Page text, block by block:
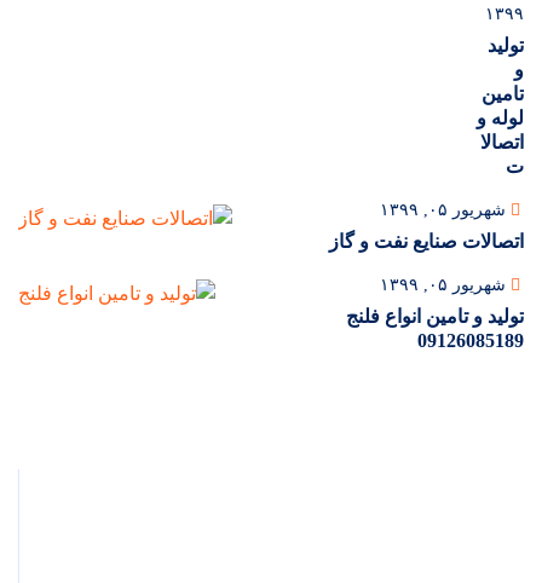
۱۳۹۹
تولید
تامین
لوله و
اتصالا
ت
شهریور ۰۵, ۱۳۹۹
اتصالات صنایع نفت و گاز
شهریور ۰۵, ۱۳۹۹
تولید و تامین انواع فلنج
09126085189